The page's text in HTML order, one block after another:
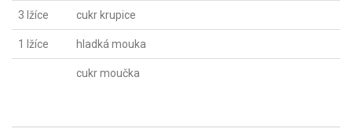
3 lžíce cukr krupice
1 lžíce hladká mouka
cukr moučka